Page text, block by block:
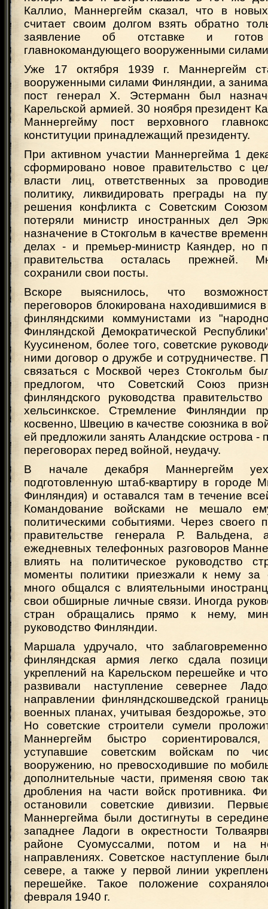
Каллио, Маннергейм сказал, что в новых
считает своим долгом взять обратно
заявление об отставке и
главнокомандующего вооруженными
Уже 17 октября 1939 г. Маннергейм
вооруженными силами Финляндии, а
пост генерал Х. Эстерманн был
Карельской армией. 30 ноября президент
Маннергейму пост верховного
конституции принадлежащий президенту.
При активном участии Маннергейма 1
сформировано новое правительство с
власти лиц, ответственных за
политику, ликвидировать преграды на
решения конфликта с Советским
потеряли министр иностранных дел
назначение в Стокгольм в качестве
делах - и премьер-министр Каяндер, но
правительства осталась прежней.
сохранили свои посты.
Вскоре выяснилось, что
переговоров блокирована находившимися
финляндскими коммунистами из
Финляндской Демократической
Куусиненом, более того, советские
ними договор о дружбе и сотрудничестве.
связаться с Москвой через Стокгольм
предлогом, что Советский Союз
финляндского руководства
хельсинкское. Стремление Финляндии
косвенно, Швецию в качестве союзника в
ей предложили занять Аландские острова -
переговорах перед войной, неудачу.
В начале декабря Маннергейм
подготовленную штаб-квартиру в городе
Финляндия) и оставался там в течение
Командование войсками не мешало
политическими событиями. Через своего
правительстве генерала Р.
ежедневных телефонных разговоров
влиять на политическое руководство
моменты политики приезжали к нему за
много общался с влиятельными
свои обширные личные связи. Иногда
стран обращались прямо к нему,
руководство Финляндии.
Маршала удручало, что
финляндская армия легко сдала
укреплений на Карельском перешейке и
развивали наступление севернее
направлении финляндскошведской
военных планах, учитывая бездорожье,
Но советские строители сумели
Маннергейм быстро
уступавшие советским войскам по
вооружению, но превосходившие по
дополнительные части, применяя свою
дробления на части войск противника.
остановили советские дивизии.
Маннергейма были достигнуты в
западнее Ладоги в окрестности
районе Суомуссалми, потом и на
направлениях. Советское наступление
севере, а также у первой линии
перешейке. Такое положение
февраля 1940 г.